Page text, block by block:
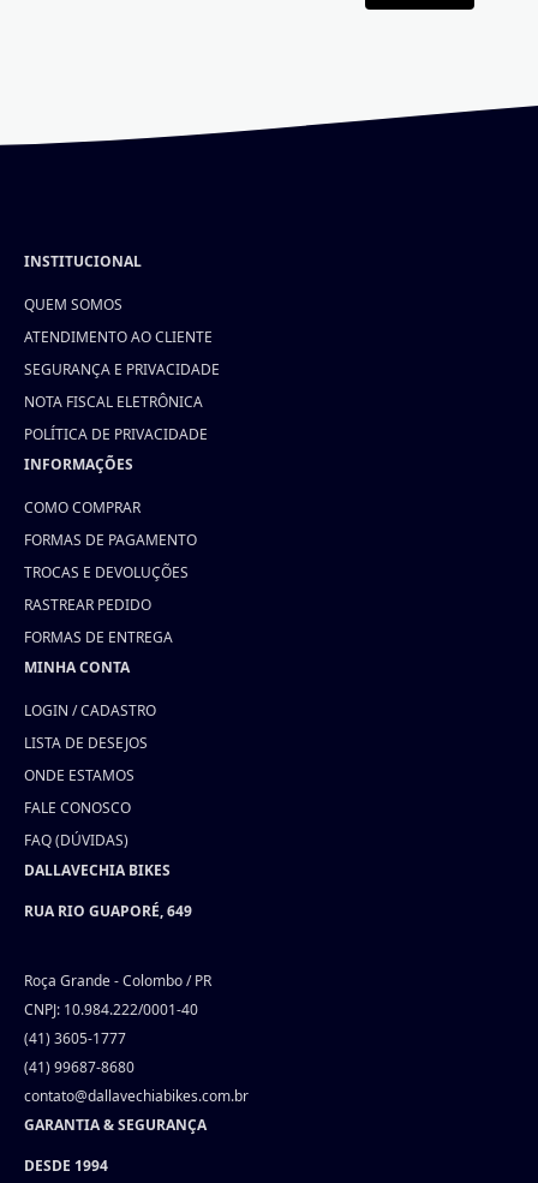
INSTITUCIONAL
QUEM SOMOS
ATENDIMENTO AO CLIENTE
SEGURANÇA E PRIVACIDADE
NOTA FISCAL ELETRÔNICA
POLÍTICA DE PRIVACIDADE
INFORMAÇÕES
COMO COMPRAR
FORMAS DE PAGAMENTO
TROCAS E DEVOLUÇÕES
RASTREAR PEDIDO
FORMAS DE ENTREGA
MINHA CONTA
LOGIN / CADASTRO
LISTA DE DESEJOS
ONDE ESTAMOS
FALE CONOSCO
FAQ (DÚVIDAS)
DALLAVECHIA BIKES
RUA RIO GUAPORÉ, 649
Roça Grande - Colombo / PR
CNPJ: 10.984.222/0001-40
(41) 3605-1777
(41) 99687-8680
contato@dallavechiabikes.com.br
GARANTIA & SEGURANÇA
DESDE 1994